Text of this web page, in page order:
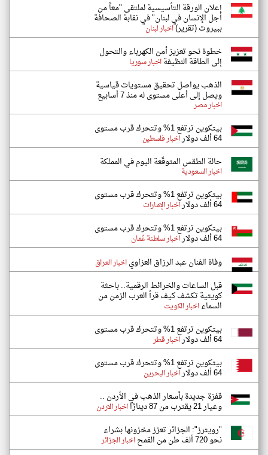
إعلان الورقة التأسيسية لملتقى "معاً من
أجل الإنسان في لبنان" في نقابة الصحافة
ببيروت (تقرير)اخبار لبنان
خطوة نحو تعزيز أمن الكهرباء والتحول
إلى الطاقة النظيفةاخبار سوريا
الذهب يواصل تحقيق مستويات قياسية
ويصل إلى أعلى مستوى له منذ 7 أسابيع
اخبار مصر
بيتكوين ترتفع 1% وتتحرك قرب مستوى
64 ألف دولار اخبار فلسطين
حالة الطقس المتوقّعة اليوم في المملكة
اخبار السعودية
بيتكوين ترتفع 1% وتتحرك قرب مستوى
64 ألف دولار اخبار الإمارات
بيتكوين ترتفع 1% وتتحرك قرب مستوى
64 ألف دولار اخبار سلطنة عُمان
وفاة الفنان عبد الرزاق العزاوياخبار العراق
قبل الساعات والخرائط الرقمية.. باحثة
كويتية تكشف كيف قرأ العرب الزمن من
السماءاخبار الكويت
بيتكوين ترتفع 1% وتتحرك قرب مستوى
64 ألف دولار اخبار قطر
بيتكوين ترتفع 1% وتتحرك قرب مستوى
64 ألف دولار اخبار البحرين
قفزة جديدة بأسعار الذهب في الأردن ..
وعيار 21 يقترب من 87 دينارًا اخبار الاردن
"رويترز": الجزائر تعزز مخزونها بشراء
نحو 720 ألف طن من القمح اخبار الجزائر